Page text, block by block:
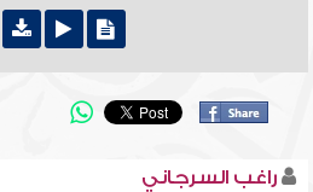
راغب السرجاني